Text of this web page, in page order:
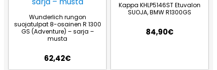
Wunderlich rungon
suojatulpat 8-osainen R 1300
GS (Adventure) – sarja –
musta
62,42€
Kappa KHLP5146ST Etuvalon
SUOJA, BMW R1300GS
84,90€